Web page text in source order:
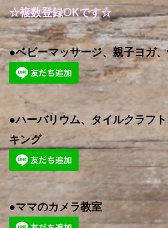
☆複数登録OKです☆
●ベビーマッサージ、親子ヨガ
●ハーバリウム、タイルクラフ
キング
●ママのカメラ教室